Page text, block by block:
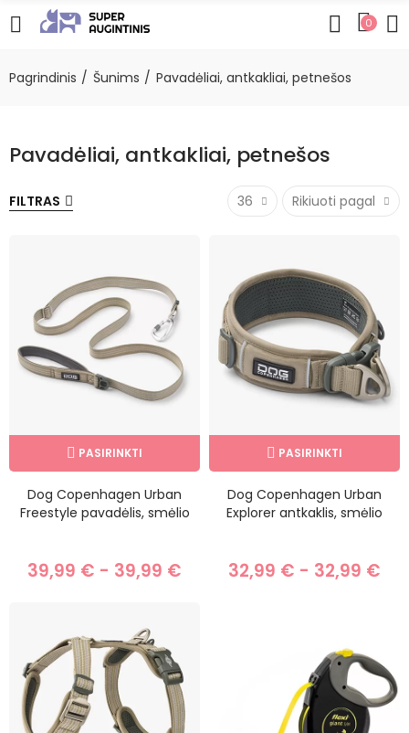
0
Pagrindinis Šunims Pavadėliai, antkakliai, petnešos
Pavadėliai, antkakliai, petnešos
FILTRAS 36 Rikiuoti pagal
PASIRINKTI
Dog Copenhagen Urban
Freestyle pavadėlis, smėlio
39,99 € - 39,99 €
PASIRINKTI
Dog Copenhagen Urban
Explorer antkaklis, smėlio
32,99 € - 32,99 €